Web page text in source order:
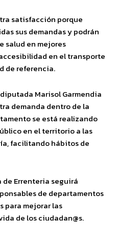
satisfacción porque
sus demandas y podrán
salud en mejores
en el transporte
de referencia.
Marisol Garmendia
demanda dentro de la
se está realizando
en el territorio a las
facilitando hábitos de
de Errenteria seguirá
de departamentos
para mejorar las
de losciudadan@s.